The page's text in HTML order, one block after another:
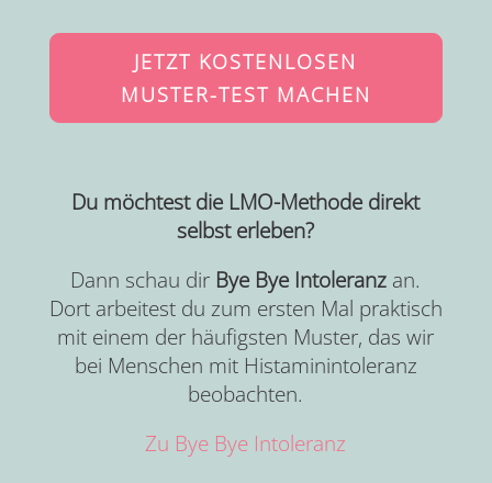
JETZT KOSTENLOSEN
MUSTER-TEST MACHEN
Du möchtest die LMO-Methode direkt
selbst erleben?
Dann schau dir Bye Bye Intoleranz an.
Dort arbeitest du zum ersten Mal praktisch
mit einem der häufigsten Muster, das wir
bei Menschen mit Histaminintoleranz
beobachten.
Zu Bye Bye Intoleranz